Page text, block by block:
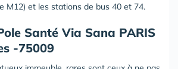
M12) et les stations de bus 40 et 74.
Santé Via Sana PARIS
-75009